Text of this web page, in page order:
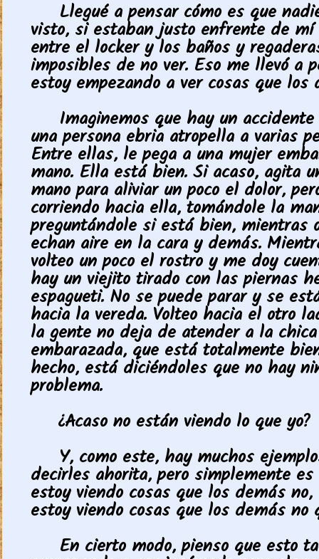
Llegué a pensar cómo es que
visto, si estaban justo enfrente de mí
entre el locker y los baños y
imposibles de no ver. Eso me llevó a
estoy empezando a ver cosas que los
Imaginemos que hay un
una persona ebria atropella a varias
Entre ellas, le pega a una mujer
mano. Ella está bien. Si acaso, agita
mano para aliviar un poco el dolor,
corriendo hacia ella, tomándole la
preguntándole si está bien, mientras
echan aire en la cara y demás.
volteo un poco el rostro y me doy
hay un viejito tirado con las piernas
espagueti. No se puede parar y se
hacia la vereda. Volteo hacia el otro
la gente no deja de atender a la chica
embarazada, que está totalmente
hecho, está diciéndoles que no hay
problema.
¿Acaso no están viendo lo que yo?
Y, como este, hay muchos
decirles ahorita, pero simplemente es
estoy viendo cosas que los demás
estoy viendo cosas que los demás no
En cierto modo, pienso que esto